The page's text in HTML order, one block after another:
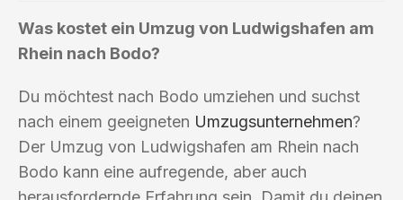
Was kostet ein Umzug von Ludwigshafen am
Rhein nach Bodo?
Du möchtest nach Bodo umziehen und suchst
nach einem geeigneten Umzugsunternehmen?
Der Umzug von Ludwigshafen am Rhein nach
Bodo kann eine aufregende, aber auch